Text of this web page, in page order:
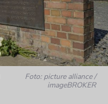
Foto: picture alliance /
imageBROKER